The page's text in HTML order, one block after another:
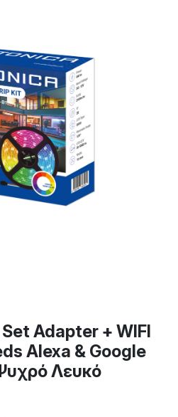
Adapter + WIFI
Alexa & Google
Λευκό